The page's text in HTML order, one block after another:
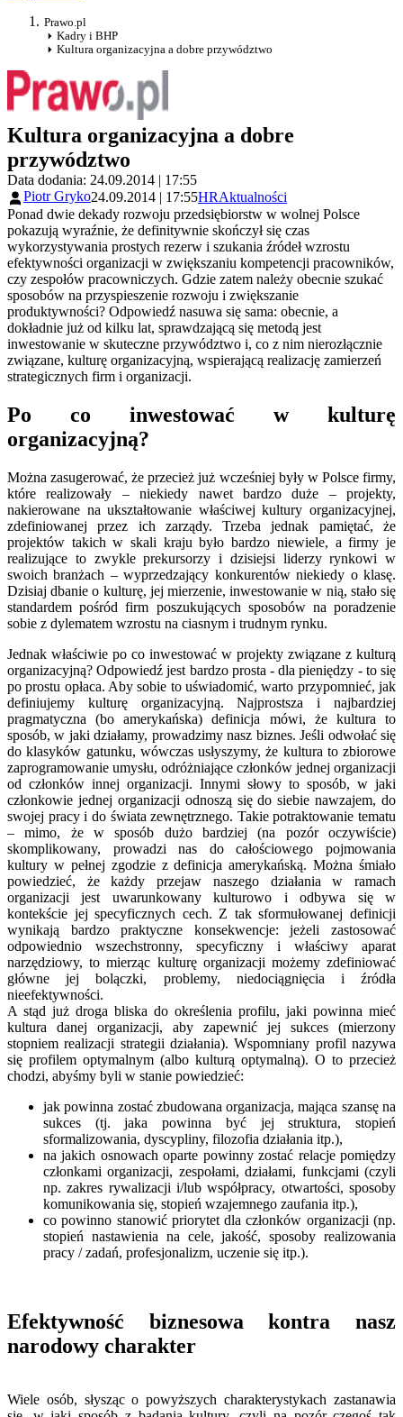
Prawo.pl
Kadry i BHP
Kultura organizacyjna a dobre przywództwo
Kultura organizacyjna a dobre
przywództwo
Data dodania: 24.09.2014 | 17:55
Piotr Gryko24.09.2014 | 17:55HRAktualności
Ponad dwie dekady rozwoju przedsiębiorstw w wolnej Polsce
pokazują wyraźnie, że definitywnie skończył się czas
wykorzystywania prostych rezerw i szukania źródeł wzrostu
efektywności organizacji w zwiększaniu kompetencji pracowników,
czy zespołów pracowniczych. Gdzie zatem należy obecnie szukać
sposobów na przyspieszenie rozwoju i zwiększanie
produktywności? Odpowiedź nasuwa się sama: obecnie, a
dokładnie już od kilku lat, sprawdzającą się metodą jest
inwestowanie w skuteczne przywództwo i, co z nim nierozłącznie
związane, kulturę organizacyjną, wspierającą realizację zamierzeń
strategicznych firm i organizacji.
Po co inwestować w kulturę
organizacyjną?
Można zasugerować, że przecież już wcześniej były w Polsce firmy,
które realizowały – niekiedy nawet bardzo duże – projekty,
nakierowane na ukształtowanie właściwej kultury organizacyjnej,
zdefiniowanej przez ich zarządy. Trzeba jednak pamiętać, że
projektów takich w skali kraju było bardzo niewiele, a firmy je
realizujące to zwykle prekursorzy i dzisiejsi liderzy rynkowi w
swoich branżach – wyprzedzający konkurentów niekiedy o klasę.
Dzisiaj dbanie o kulturę, jej mierzenie, inwestowanie w nią, stało się
standardem pośród firm poszukujących sposobów na poradzenie
sobie z dylematem wzrostu na ciasnym i trudnym rynku.
Jednak właściwie po co inwestować w projekty związane z kulturą
organizacyjną? Odpowiedź jest bardzo prosta - dla pieniędzy - to się
po prostu opłaca. Aby sobie to uświadomić, warto przypomnieć, jak
definiujemy kulturę organizacyjną. Najprostsza i najbardziej
pragmatyczna (bo amerykańska) definicja mówi, że kultura to
sposób, w jaki działamy, prowadzimy nasz biznes. Jeśli odwołać się
do klasyków gatunku, wówczas usłyszymy, że kultura to zbiorowe
zaprogramowanie umysłu, odróżniające członków jednej organizacji
od członków innej organizacji. Innymi słowy to sposób, w jaki
członkowie jednej organizacji odnoszą się do siebie nawzajem, do
swojej pracy i do świata zewnętrznego. Takie potraktowanie tematu
– mimo, że w sposób dużo bardziej (na pozór oczywiście)
skomplikowany, prowadzi nas do całościowego pojmowania
kultury w pełnej zgodzie z definicja amerykańską. Można śmiało
powiedzieć, że każdy przejaw naszego działania w ramach
organizacji jest uwarunkowany kulturowo i odbywa się w
kontekście jej specyficznych cech. Z tak sformułowanej definicji
wynikają bardzo praktyczne konsekwencje: jeżeli zastosować
odpowiednio wszechstronny, specyficzny i właściwy aparat
narzędziowy, to mierząc kulturę organizacji możemy zdefiniować
główne jej bolączki, problemy, niedociągnięcia i źródła
nieefektywności.
A stąd już droga bliska do określenia profilu, jaki powinna mieć
kultura danej organizacji, aby zapewnić jej sukces (mierzony
stopniem realizacji strategii działania). Wspomniany profil nazywa
się profilem optymalnym (albo kulturą optymalną). O to przecież
chodzi, abyśmy byli w stanie powiedzieć:
jak powinna zostać zbudowana organizacja, mająca szansę na
sukces (tj. jaka powinna być jej struktura, stopień
sformalizowania, dyscypliny, filozofia działania itp.),
na jakich osnowach oparte powinny zostać relacje pomiędzy
członkami organizacji, zespołami, działami, funkcjami (czyli
np. zakres rywalizacji i/lub współpracy, otwartości, sposoby
komunikowania się, stopień wzajemnego zaufania itp.),
co powinno stanowić priorytet dla członków organizacji (np.
stopień nastawienia na cele, jakość, sposoby realizowania
pracy / zadań, profesjonalizm, uczenie się itp.).
Efektywność biznesowa kontra nasz
narodowy charakter
Wiele osób, słysząc o powyższych charakterystykach zastanawia